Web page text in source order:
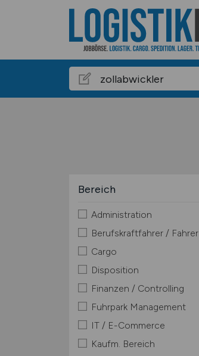
Bereich
Administration
Berufskraftfahrer / Fahrer
Cargo
Disposition
Finanzen / Controlling
Fuhrpark Management
IT / E-Commerce
Kaufm. Bereich